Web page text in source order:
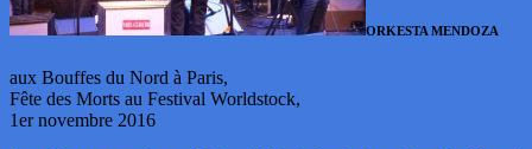
ORKESTA MENDOZA
aux Bouffes du Nord à Paris,
Fête des Morts au Festival Worldstock,
1er novembre 2016